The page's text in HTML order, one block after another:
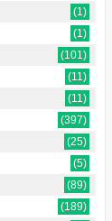
(1)
(1)
(101)
(11)
(11)
(397)
(25)
(5)
(89)
(189)